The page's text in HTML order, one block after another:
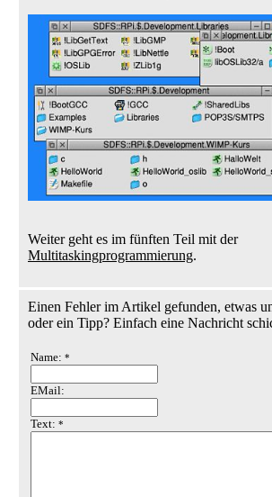
Weiter geht es im fünften Teil mit der
Multitaskingprogrammierung.
Einen Fehler im Artikel gefunden, etwas
oder ein Tipp? Einfach eine Nachricht
Name: *
EMail:
Text: *